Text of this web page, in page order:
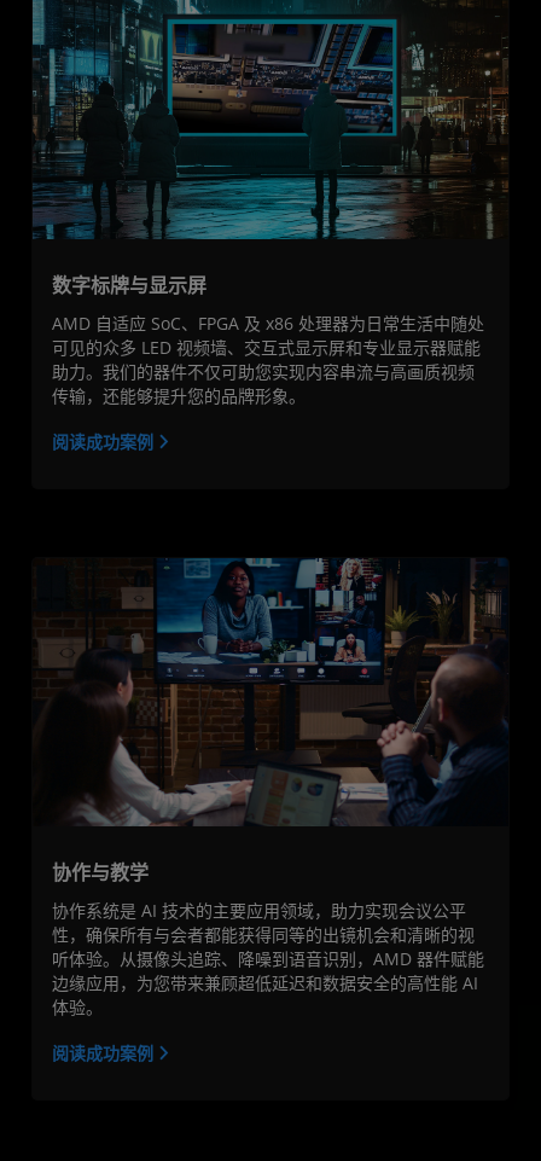
数字标牌与显示屏
AMD 自适应 SoC、FPGA 及 x86 处理器为日常生活中随处
可见的众多 LED 视频墙、交互式显示屏和专业显示器赋能
助力。我们的器件不仅可助您实现内容串流与高画质视频
传输，还能够提升您的品牌形象。
阅读成功案例
协作与教学
协作系统是 AI 技术的主要应用领域，助力实现会议公平
性，确保所有与会者都能获得同等的出镜机会和清晰的视
听体验。从摄像头追踪、降噪到语音识别，AMD 器件赋能
边缘应用，为您带来兼顾超低延迟和数据安全的高性能 AI
体验。
阅读成功案例